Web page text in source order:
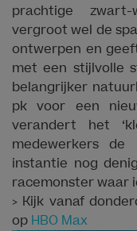
prachtige
vergroot wel de
ontwerpen en
met een stijlvolle
belangrijker
pk voor een
verandert het
medewerkers de
instantie nog
racemonster waar
> Kijk vanaf
op HBO Max